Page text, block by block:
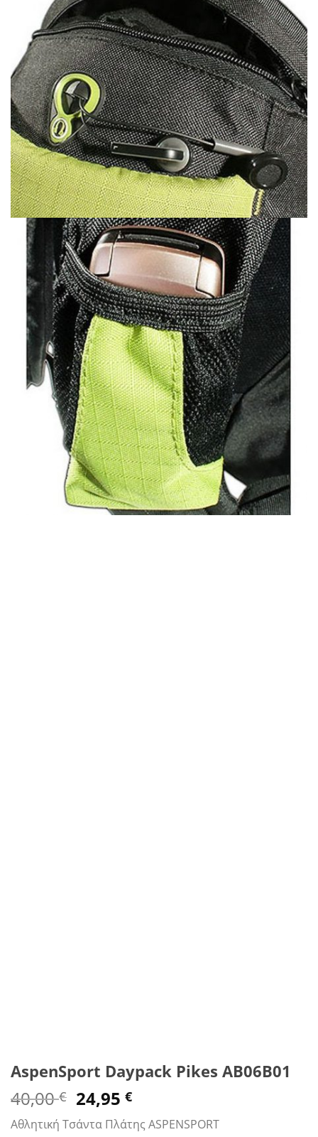
AspenSport Daypack Pikes AB06B01
40,00€ Original
price
was:
24,95€Η
τρέχουσα
τιμή
Αθλητική Τσάντα Πλάτης ASPENSPORT